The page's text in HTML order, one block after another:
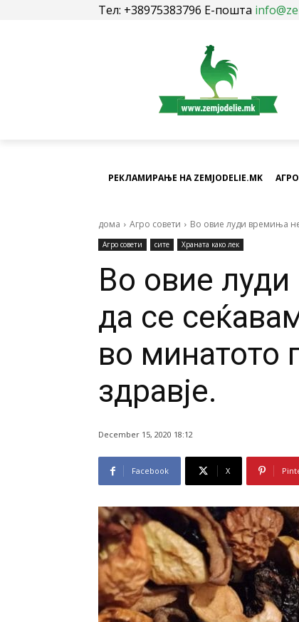
Тел: +38975383796 Е-пошта
РЕКЛАМИРАЊЕ НА ZEMJODELIE.MK
дома Агро совети Во овие луди времиња
Агро совети сите Храната како лек
Во овие
да се
во минатото
здравје.
December 15, 2020 18:12
Facebook X